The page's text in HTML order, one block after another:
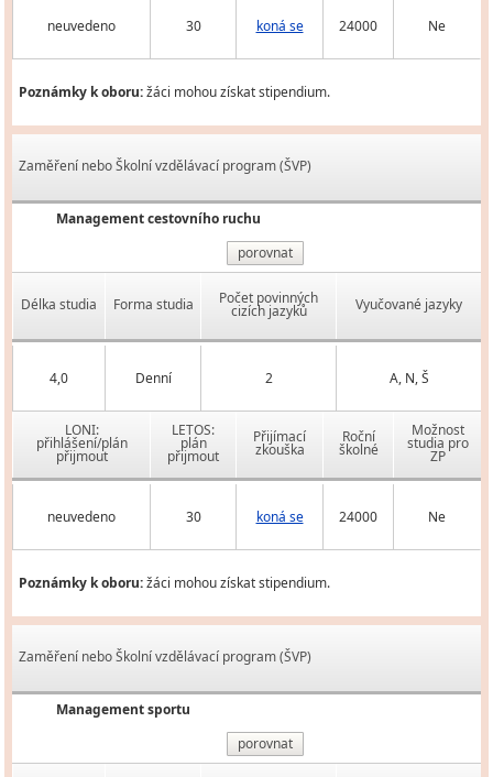
neuvedeno 30 koná se 24000 Ne
Poznámky k oboru:žáci mohou získat stipendium.
Zaměření nebo Školní vzdělávací program (ŠVP)
Management cestovního ruchu
porovnat
Délka studia Forma studia Počet povinných
cizích jazyků Vyučované jazyky
4,0 Denní 2 A, N, Š
LONI:
přihlášení/plán
přijmout
LETOS:
plán
přijmout
Přijímací
zkouška
Roční
školné
Možnost
studia pro
ZP
neuvedeno 30 koná se 24000 Ne
Poznámky k oboru:žáci mohou získat stipendium.
Zaměření nebo Školní vzdělávací program (ŠVP)
Management sportu
porovnat